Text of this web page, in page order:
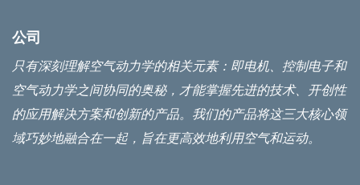
公司
只有深刻理解空气动力学的相关元素：即电机、控制电子和
空气动力学之间协同的奥秘，才能掌握先进的技术、开创性
的应用解决方案和创新的产品。我们的产品将这三大核心领
域巧妙地融合在一起，旨在更高效地利用空气和运动。